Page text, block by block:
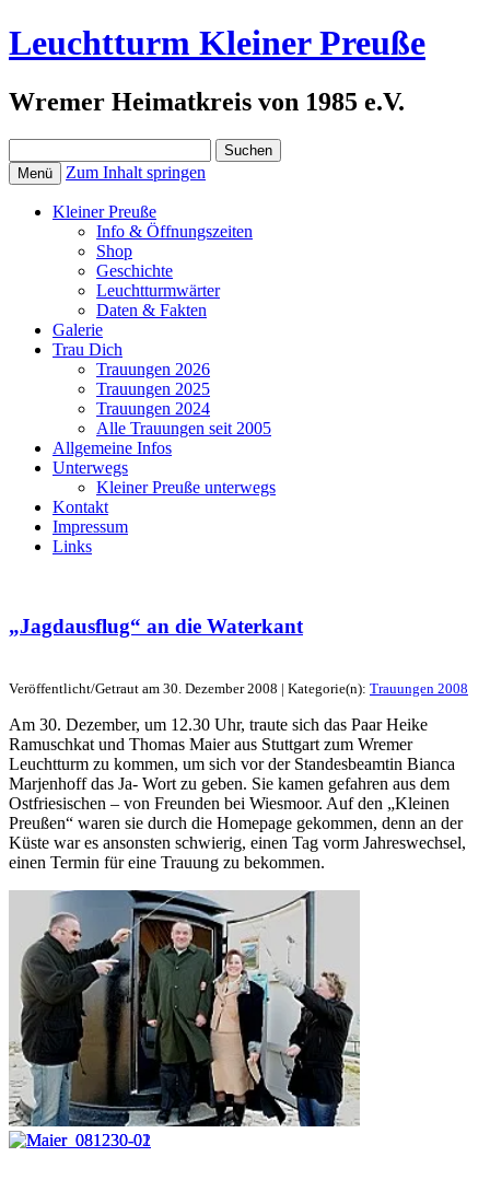
Leuchtturm Kleiner Preuße
Wremer Heimatkreis von 1985 e.V.
nach:
Menü Zum Inhalt springen
Kleiner Preuße
Info & Öffnungszeiten
Shop
Geschichte
Leuchtturmwärter
Daten & Fakten
Galerie
Trau Dich
Trauungen 2026
Trauungen 2025
Trauungen 2024
Alle Trauungen seit 2005
Allgemeine Infos
Unterwegs
Kleiner Preuße unterwegs
Kontakt
Impressum
Links
„Jagdausflug“ an die Waterkant
Veröffentlicht/Getraut am 30. Dezember 2008 | Kategorie(n): Trauungen 2008
Am 30. Dezember, um 12.30 Uhr, traute sich das Paar Heike
Ramuschkat und Thomas Maier aus Stuttgart zum Wremer
Leuchtturm zu kommen, um sich vor der Standesbeamtin Bianca
Marjenhoff das Ja- Wort zu geben. Sie kamen gefahren aus dem
Ostfriesischen – von Freunden bei Wiesmoor. Auf den „Kleinen
Preußen“ waren sie durch die Homepage gekommen, denn an der
Küste war es ansonsten schwierig, einen Tag vorm Jahreswechsel,
einen Termin für eine Trauung zu bekommen.